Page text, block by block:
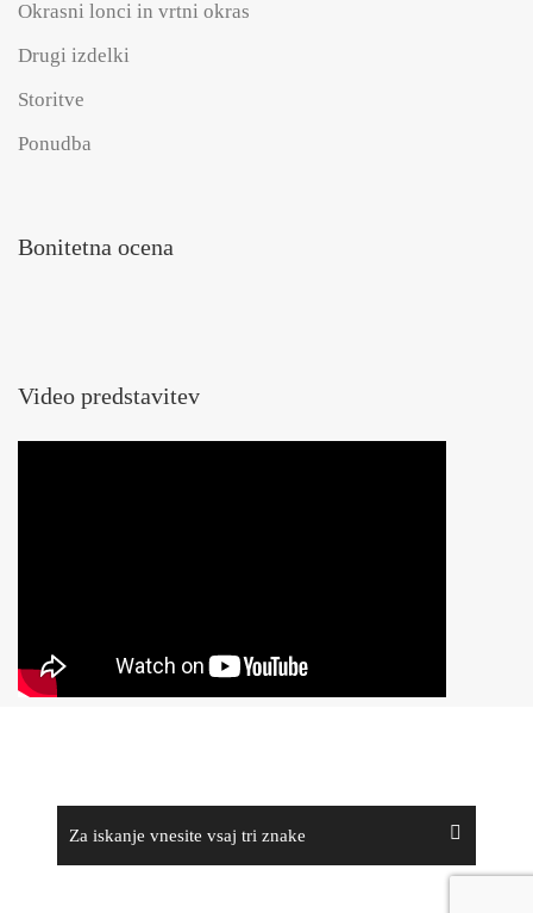
Okrasni lonci in vrtni okras
Drugi izdelki
Storitve
Ponudba
Bonitetna ocena
Video predstavitev